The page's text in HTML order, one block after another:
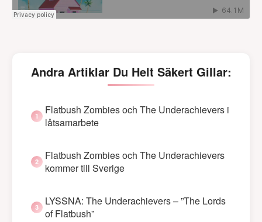
Andra Artiklar Du Helt Säkert Gillar:
Flatbush Zombies och The Underachievers i
låtsamarbete
Flatbush Zombies och The Underachievers
kommer till Sverige
LYSSNA: The Underachievers – ”The Lords
of Flatbush”